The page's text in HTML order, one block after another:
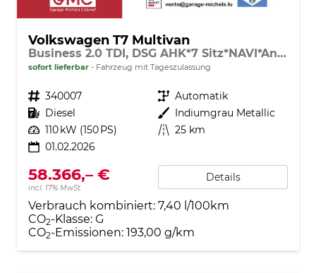
Volkswagen T7 Multivan
Business 2.0 TDI, DSG AHK*7 Sitz*NAVI*Android Auto*SHZ*Matrix*17"*Kamera*3Z Klimaauto*
sofort lieferbar Fahrzeug mit Tageszulassung
Fahrzeugnr. 340007 Getriebe Automatik
Kraftstoff Diesel Außenfarbe Indiumgrau Metallic
Leistung 110 kW (150 PS) Kilometerstand 25 km
01.02.2026
58.366,– €
incl. 17% MwSt.
Details
Verbrauch kombiniert: 7,40 l/100km
CO2-Klasse: G
CO2-Emissionen: 193,00 g/km